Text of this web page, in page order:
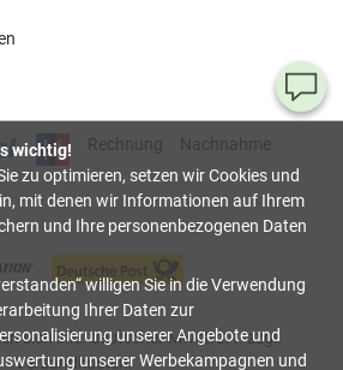
Rechnung
Nachnahme
sich inkl. deutscher Mwst, z.T. zzgl.
Versandkosten.
wichtig!
zu optimieren, setzen wir Cookies und
mit denen wir Informationen auf Ihrem
und Ihre personenbezogenen Daten
willigen Sie in die Verwendung
Ihrer Daten zur
unserer Angebote und
unserer Werbekampagnen und
Sie